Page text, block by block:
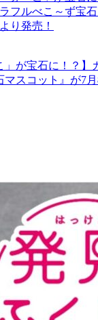
」が宝石に！？】
スコット』が7月